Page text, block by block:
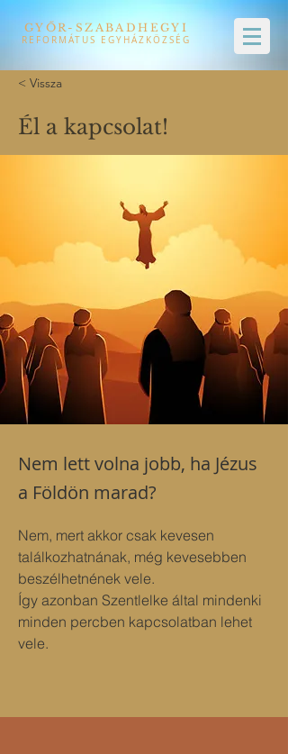
GYŐR-SZABADHEGYI
REFORMÁTUS EGYHÁZKÖZSÉG
< Vissza
Él a kapcsolat!
Nem lett volna jobb, ha Jézus
a Földön marad?
Nem, mert akkor csak kevesen
találkozhatnának, még kevesebben
beszélhetnének vele.
Így azonban Szentlelke által mindenki
minden percben kapcsolatban lehet
vele.